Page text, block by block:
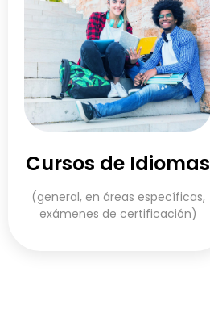
Cursos de Idiomas
(general, en áreas específicas,
exámenes de certificación)